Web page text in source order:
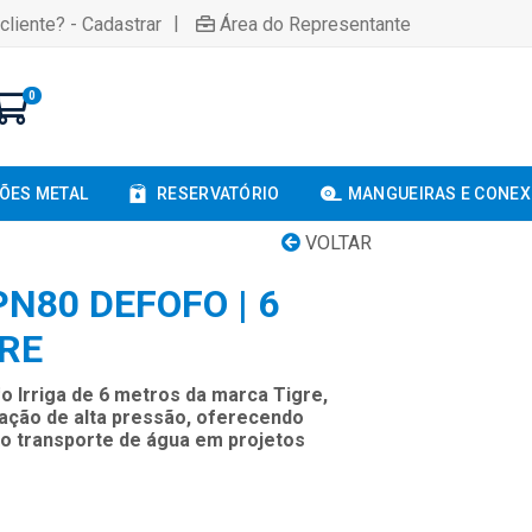
- Cadastrar | Área do Representante
0
METAL RESERVATÓRIO MANGUEIRAS E
VOLTAR
DEFOFO | 6
Irriga de 6 metros da marca Tigre,
de alta pressão, oferecendo
transporte de água em projetos